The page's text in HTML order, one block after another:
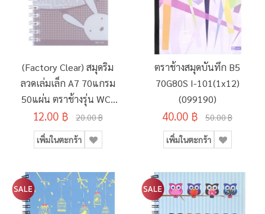
(Factory Clear) สมุดริม
ลวดเล่มเล็ก A7 70แกรม
50แผ่น ตราช้างรุ่น WC-
101
12.00 ฿ 20.00 ฿
เพิ่มในตะกร้า
ตราช้างสมุดบันทึก B5
70G80S I-101(1x12)
(099190)
40.00 ฿ 50.00 ฿
เพิ่มในตะกร้า